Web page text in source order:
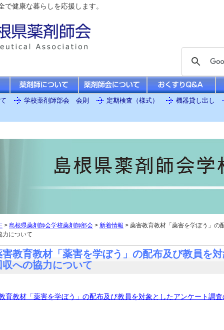
健康な暮らしを応援します。
学校薬剤師部会 会則 定期検査（様式） 機器貸し出し
> 島根県薬剤師会学校薬剤師部会 > 新着情報 > 薬害教育教材「薬害を学ぼう」の
力について
害教育教材「薬害を学ぼう」の配布及び教員を
収への協力について
育教材「薬害を学ぼう」の配布及び教員を対象としたアンケート調